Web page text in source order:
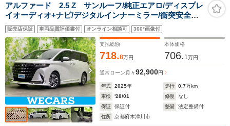
アルファード 2.5 Z サンルーフ/純正エアロ/ディスプレ
イオーディオ+ナビ/デジタルインナーミラー/衝突安全装
置/両側電動スライドドア/シートヒーター/全方位モニタ
ー/車線逸脱防止支援システム/シート 合皮
販売店保証 車両品質評価書付 オンライン相談可 360°画像付
支払総額
718.8万円
本体価格
706. 1 万円
通常ローン 月々92,900円
年式 2025年 走行 0.7万km
車検
'28/01 修復
なし
保証
保証付 整備
法定整備付
住所
京都府木津川市